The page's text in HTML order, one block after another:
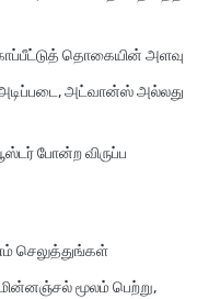
தொகையின் அளவு
அட்வான்ஸ் அல்லது
போன்ற விருப்ப
செலுத்துங்கள்
மூலம் பெற்று,